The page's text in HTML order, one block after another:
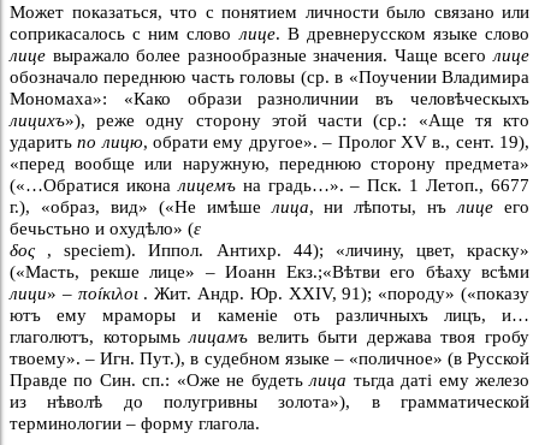
Может показаться, что с понятием личности было связано или
соприкасалось с ним слово лице. В древнерусском языке слово
лице выражало более разнообразные значения. Чаще всего лице
обозначало переднюю часть головы (ср. в «Поучении Владимира
Мономаха»: «Како образи разноличнии въ человѣческыхъ
лицихъ»), реже одну сторону этой части (ср.: «Аще тя кто
ударитьпо лицю, обрати ему другое». – Пролог XV в., сент. 19),
«перед вообще или наружную, переднюю сторону предмета»
(«…Обратися икона лицемъна градь…». – Пск. 1 Летоп., 6677
г.), «образ, вид» («Не имѣше лица, ни лѣпоты, нълице его
бечьстьно и охудѣло» (ε
δος , speciem). Иппол. Антихр. 44); «личину, цвет, краску»
(«Масть, рекше лице» – Иоанн Екз.;«Вѣтви его бѣаху всѣми
лици» – ποíκιλοι . Жит. Андр. Юр. XXIV, 91); «породу» («показу
ютъ ему мраморы и каменiе оть различныхъ лицъ, и…
глаголютъ, которымьлицамъ велить быти держава твоя гробу
твоему». – Игн. Пут.), в судебном языке – «поличное» (в Русской
Правде по Син. сп.: «Оже не будетьлица тьгда датi ему железо
из нѣволѣ до полугривны золота»), в грамматической
терминологии – форму глагола.